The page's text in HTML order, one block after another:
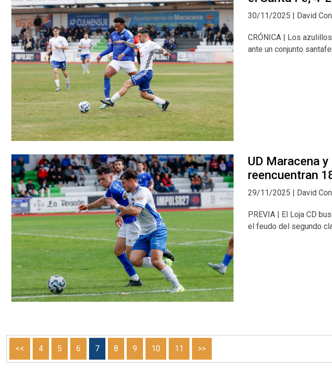
30/11/2025 | David
CRÓNICA | Los
ante un conjunto
UD Maracena
reencuentran
29/11/2025 | David
PREVIA | El Loja CD
el feudo del segundo
<< 4 5 6 7 8 9 10 11 >>